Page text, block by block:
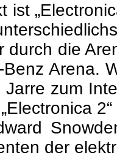
ist
durch die
Arena.
zum
der